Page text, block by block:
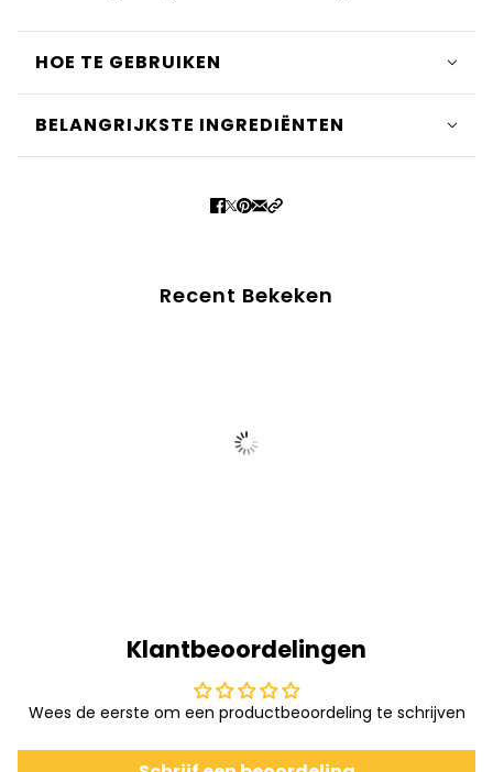
HOE TE GEBRUIKEN
BELANGRIJKSTE INGREDIËNTEN
Recent Bekeken
Klantbeoordelingen
Wees de eerste om een productbeoordeling te schrijven